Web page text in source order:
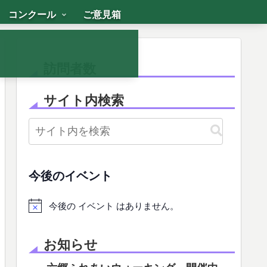
コンクール ご意見箱
サイト内検索
今後のイベント
今後の イベント はありません。
お知らせ